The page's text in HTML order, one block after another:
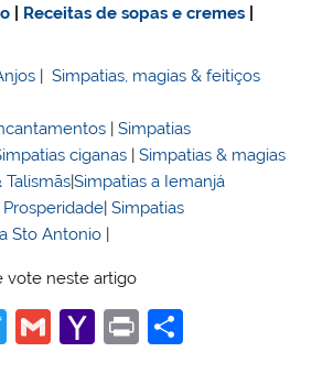
Receitas de sopas e cremes
|Simpatias, magias & feitiços
|Simpatias
ciganas |Simpatias & magias
|Simpatias a Iemanjá
|Simpatias
Sto Antonio |
vote neste artigo
T
G
Y
Pr